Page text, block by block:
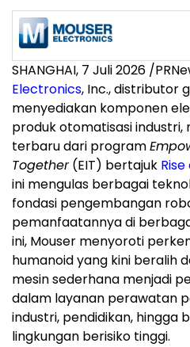
SHANGHAI, 7 Juli 2026 /
Electronics, Inc., distributor
menyediakan komponen
produk otomatisasi industri,
terbaru dari program
Together(EIT) bertajuk
ini mengulas berbagai
fondasi pengembangan
pemanfaatannya di
ini, Mouser menyoroti
humanoid yang kini beralih
mesin sederhana menjadi
dalam layanan perawatan
industri, pendidikan, hingga
lingkungan berisiko tinggi.